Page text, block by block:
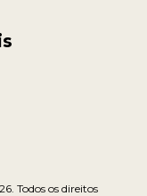
Todos os direitos